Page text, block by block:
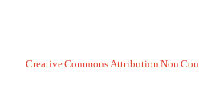
Creative Commons Attribution Non